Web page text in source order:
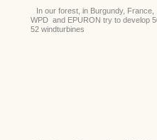
In our forest, in Burgundy, France,
WPD and EPURON try to develop
52 windturbines